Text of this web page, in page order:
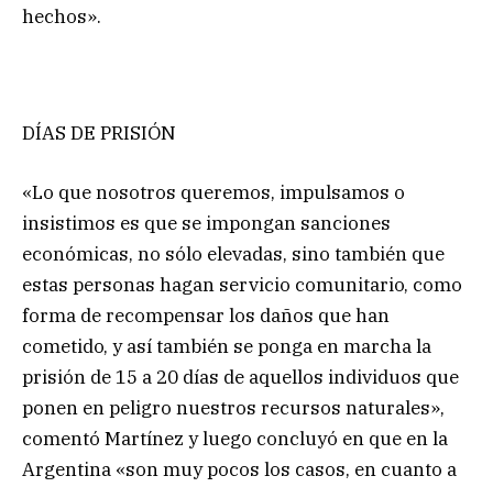
hechos».
DÍAS DE PRISIÓN
«Lo que nosotros queremos, impulsamos o
insistimos es que se impongan sanciones
económicas, no sólo elevadas, sino también que
estas personas hagan servicio comunitario, como
forma de recompensar los daños que han
cometido, y así también se ponga en marcha la
prisión de 15 a 20 días de aquellos individuos que
ponen en peligro nuestros recursos naturales»,
comentó Martínez y luego concluyó en que en la
Argentina «son muy pocos los casos, en cuanto a